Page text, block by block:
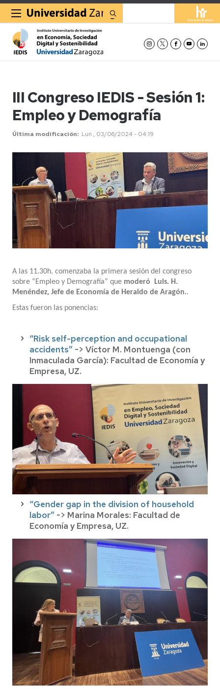
III Congreso IEDIS - Sesión 1:
Empleo y Demografía
Última modificación Lun , 03/06/2024 - 04:19
A las 11.30h. comenzaba la primera sesión del congreso
sobre “Empleo y Demografía” que moderó Luis. H.
Menéndez, Jefe de Economía de Heraldo de Aragón..
Estas fueron las ponencias:
“Risk self-perception and occupational
accidents” -> Víctor M. Montuenga (con
Inmaculada García): Facultad de Economía y
Empresa, UZ.
“Gender gap in the division of household
labor” -> Marina Morales: Facultad de
Economía y Empresa, UZ.